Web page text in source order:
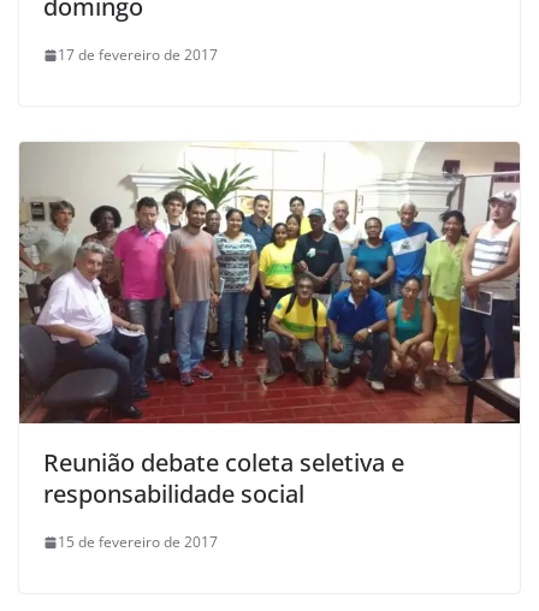
domingo
17 de fevereiro de 2017
Reunião debate coleta seletiva e
responsabilidade social
15 de fevereiro de 2017